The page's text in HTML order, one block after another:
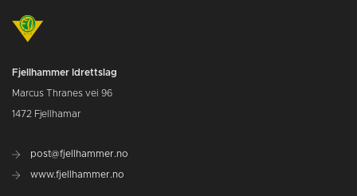
Fjellhammer Idrettslag
Marcus Thranes vei 96
1472 Fjellhamar
post@fjellhammer.no
www.fjellhammer.no